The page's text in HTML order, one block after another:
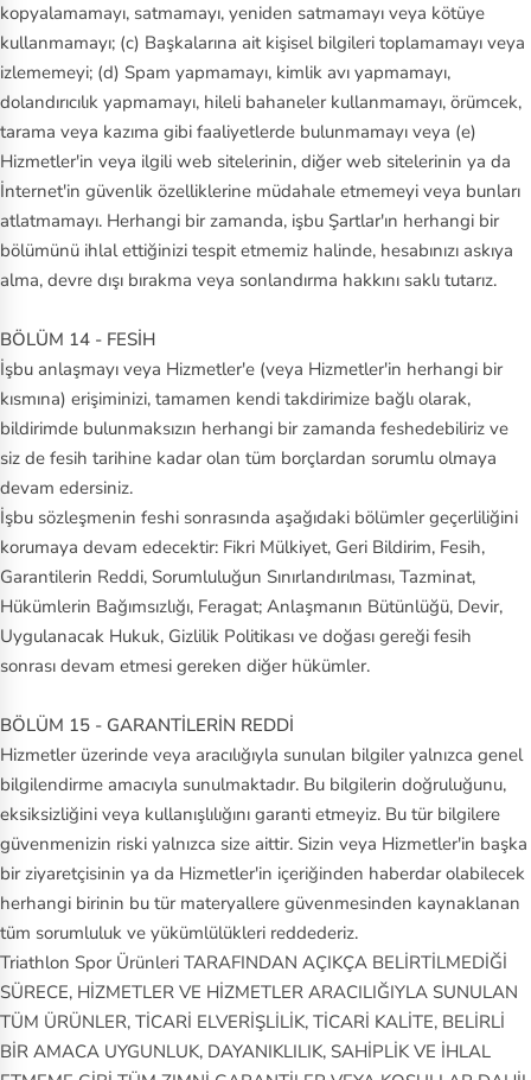
kopyalamamayı, satmamayı, yeniden satmamayı veya kötüye
kullanmamayı; (c) Başkalarına ait kişisel bilgileri toplamamayı veya
izlememeyi; (d) Spam yapmamayı, kimlik avı yapmamayı,
dolandırıcılık yapmamayı, hileli bahaneler kullanmamayı, örümcek,
tarama veya kazıma gibi faaliyetlerde bulunmamayı veya (e)
Hizmetler'in veya ilgili web sitelerinin, diğer web sitelerinin ya da
İnternet'in güvenlik özelliklerine müdahale etmemeyi veya bunları
atlatmamayı. Herhangi bir zamanda, işbu Şartlar'ın herhangi bir
bölümünü ihlal ettiğinizi tespit etmemiz halinde, hesabınızı askıya
alma, devre dışı bırakma veya sonlandırma hakkını saklı tutarız.
BÖLÜM 14 - FESİH
İşbu anlaşmayı veya Hizmetler'e (veya Hizmetler'in herhangi bir
kısmına) erişiminizi, tamamen kendi takdirimize bağlı olarak,
bildirimde bulunmaksızın herhangi bir zamanda feshedebiliriz ve
siz de fesih tarihine kadar olan tüm borçlardan sorumlu olmaya
devam edersiniz.
İşbu sözleşmenin feshi sonrasında aşağıdaki bölümler geçerliliğini
korumaya devam edecektir: Fikri Mülkiyet, Geri Bildirim, Fesih,
Garantilerin Reddi, Sorumluluğun Sınırlandırılması, Tazminat,
Hükümlerin Bağımsızlığı, Feragat; Anlaşmanın Bütünlüğü, Devir,
Uygulanacak Hukuk, Gizlilik Politikası ve doğası gereği fesih
sonrası devam etmesi gereken diğer hükümler.
BÖLÜM 15 - GARANTİLERİN REDDİ
Hizmetler üzerinde veya aracılığıyla sunulan bilgiler yalnızca genel
bilgilendirme amacıyla sunulmaktadır. Bu bilgilerin doğruluğunu,
eksiksizliğini veya kullanışlılığını garanti etmeyiz. Bu tür bilgilere
güvenmenizin riski yalnızca size aittir. Sizin veya Hizmetler'in başka
bir ziyaretçisinin ya da Hizmetler'in içeriğinden haberdar olabilecek
herhangi birinin bu tür materyallere güvenmesinden kaynaklanan
tüm sorumluluk ve yükümlülükleri reddederiz.
Triathlon Spor Ürünleri TARAFINDAN AÇIKÇA BELİRTİLMEDİĞİ
SÜRECE, HİZMETLER VE HİZMETLER ARACILIĞIYLA SUNULAN
TÜM ÜRÜNLER, TİCARİ ELVERİŞLİLİK, TİCARİ KALİTE, BELİRLİ
BİR AMACA UYGUNLUK, DAYANIKLILIK, SAHİPLİK VE İHLAL